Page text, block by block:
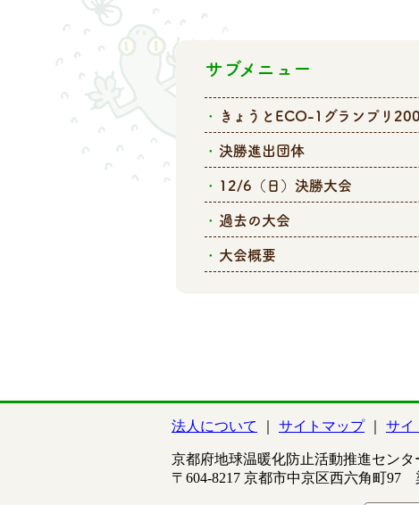
サブメニュー
きょうとECO-1グランプリ
決勝進出団体
12/6（日）決勝大会
過去の大会
大会概要
法人について サイトマップ サイ
京都府地球温暖化防止活動推進センタ
〒604-8217 京都市中京区西六角町97